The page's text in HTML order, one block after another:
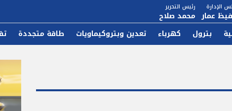
الإدارة
عمار
رئيس التحرير
محمد صلاح
بترول كهرباء تعدين وبتروكيماويات طاقة متجددة